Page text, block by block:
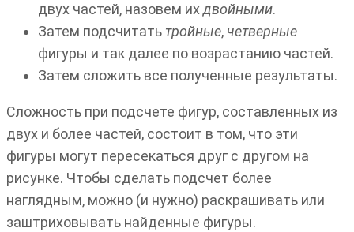
двух частей, назовем ихдвойными.
Затем подсчитать тройные, четверные
фигуры и так далее по возрастанию частей.
Затем сложить все полученные результаты.
Сложность при подсчете фигур, составленных из
двух и более частей, состоит в том, что эти
фигуры могут пересекаться друг с другом на
рисунке. Чтобы сделать подсчет более
наглядным, можно (и нужно) раскрашивать или
заштриховывать найденные фигуры.